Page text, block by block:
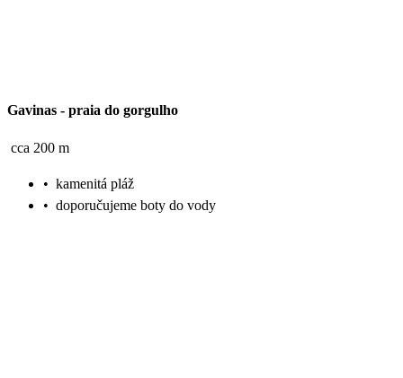
Gavinas - praia do gorgulho
cca 200 m
• kamenitá pláž
• doporučujeme boty do vody